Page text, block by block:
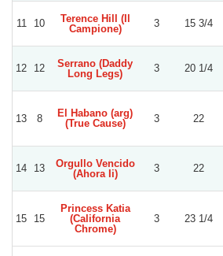
11 10
Terence Hill (Il
Campione)
3 15 3/4
12 12
Serrano (Daddy
Long Legs)
3 20 1/4
13 8
El Habano (arg)
(True Cause)
3 22
14 13
Orgullo Vencido
(Ahora Ii)
3 22
15 15
Princess Katia
(California
Chrome)
3 23 1/4